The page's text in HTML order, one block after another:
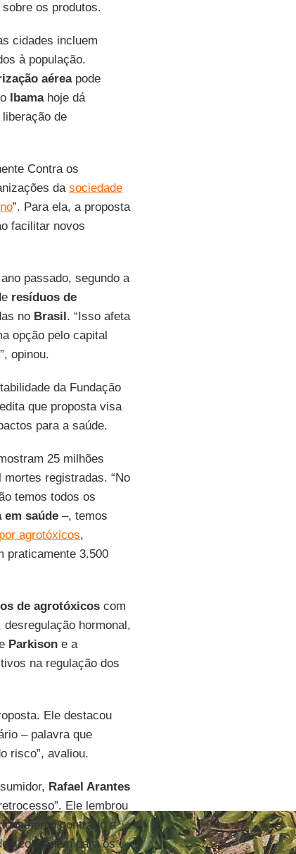
os produtos.
cidades incluem
à população.
aéreapode
Ibamahoje dá
de
Contra os
da sociedade
”. Para ela, a proposta
facilitar novos
passado, segundo a
resíduos de
no Brasil. “Isso afeta
opção pelo capital
opinou.
da Fundação
que proposta visa
para a saúde.
25 milhões
registradas. “No
temos todos os
saúde–, temos
agrotóxicos,
praticamente 3.500
de agrotóxicoscom
hormonal,
Parkisone a
na regulação dos
Ele destacou
– palavra que
risco”, avaliou.
Rafael Arantes
Ele lembrou
contrário à
concedem para os